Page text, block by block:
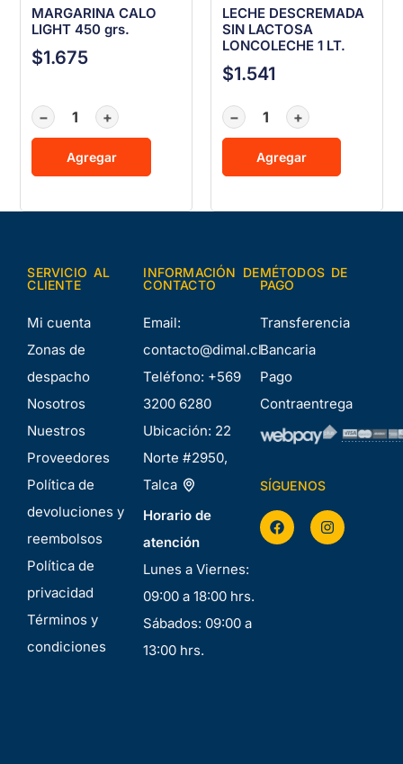
MARGARINA CALO
LIGHT 450 grs.
$1.675
− +
Agregar
LECHE DESCREMADA
SIN LACTOSA
LONCOLECHE 1 LT.
$1.541
− +
Agregar
SERVICIO AL
CLIENTE
Mi cuenta
Zonas de
despacho
Nosotros
Nuestros
Proveedores
Política de
devoluciones y
reembolsos
Política de
privacidad
Términos y
condiciones
INFORMACIÓN DE
CONTACTO
Email:
contacto@dimal.cl
Teléfono: +569
3200 6280
Ubicación: 22
Norte #2950,
Talca
Horario de
atención
Lunes a Viernes:
09:00 a 18:00 hrs.
Sábados: 09:00 a
13:00 hrs.
MÉTODOS DE
PAGO
Transferencia
Bancaria
Pago
Contraentrega
SÍGUENOS